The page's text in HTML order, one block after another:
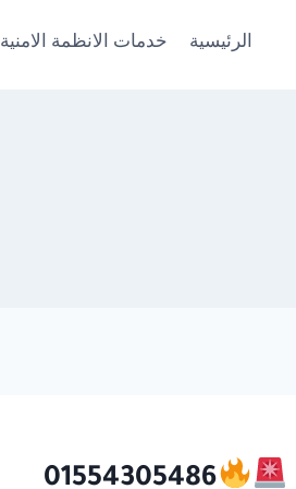
الرئيسية خدمات الانظمة الامنية
01554305486